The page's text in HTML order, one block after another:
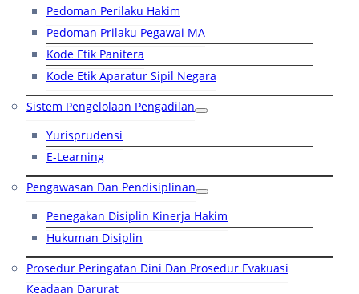
Pedoman Perilaku Hakim
Pedoman Prilaku Pegawai MA
Kode Etik Panitera
Kode Etik Aparatur Sipil Negara
Sistem Pengelolaan Pengadilan
Yurisprudensi
E-Learning
Pengawasan Dan Pendisiplinan
Penegakan Disiplin Kinerja Hakim
Hukuman Disiplin
Prosedur Peringatan Dini Dan Prosedur Evakuasi
Keadaan Darurat